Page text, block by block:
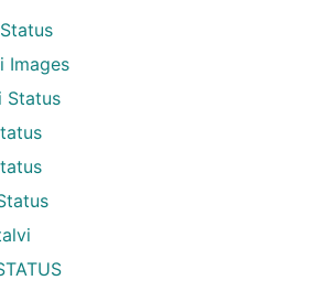
Images
Status